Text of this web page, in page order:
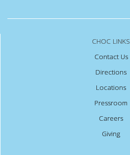
CHOC LINKS
Contact Us
Directions
Locations
Pressroom
Careers
Giving